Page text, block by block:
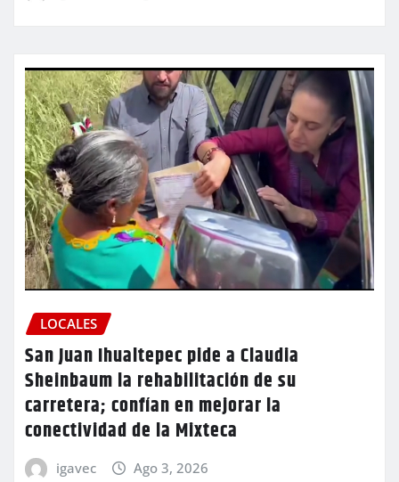
LOCALES
San Juan Ihualtepec pide a Claudia
Sheinbaum la rehabilitación de su
carretera; confían en mejorar la
conectividad de la Mixteca
igavec Ago 3, 2026